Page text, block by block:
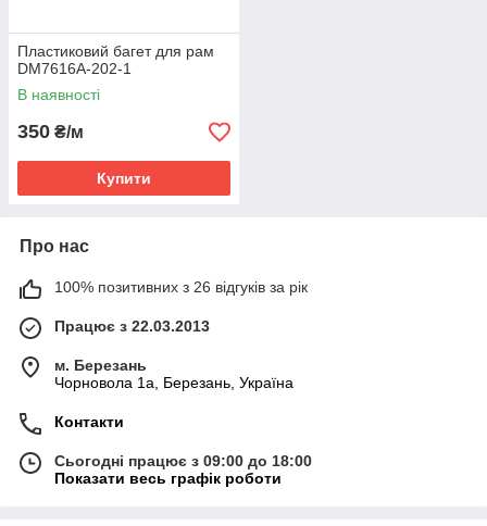
Пластиковий багет для рам
DM7616A-202-1
В наявності
350 ₴/м
Купити
Про нас
100% позитивних з 26 відгуків за рік
Працює з 22.03.2013
м. Березань
Чорновола 1а, Березань, Україна
Контакти
Сьогодні працює з 09:00 до 18:00
Показати весь графік роботи